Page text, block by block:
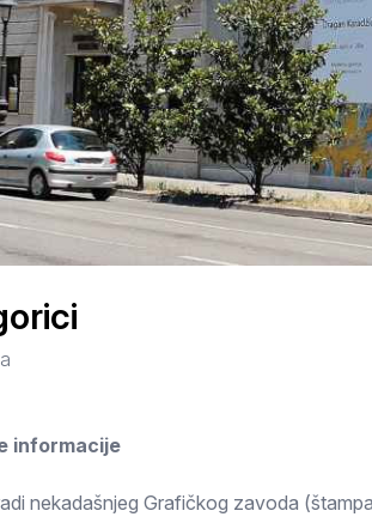
Subotica Nova Varoš
Uvac Kruševac
Novi Pazar Zrenjanin
Gornji Milanovac Raška
Bor Požarevac
Požega
Sremska
Temerin
Kosmaj Golija
informacije
nekadašnjeg Grafičkog zavoda